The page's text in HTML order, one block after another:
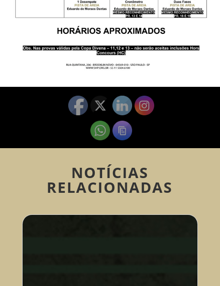
NOTÍCIAS
RELACIONADAS